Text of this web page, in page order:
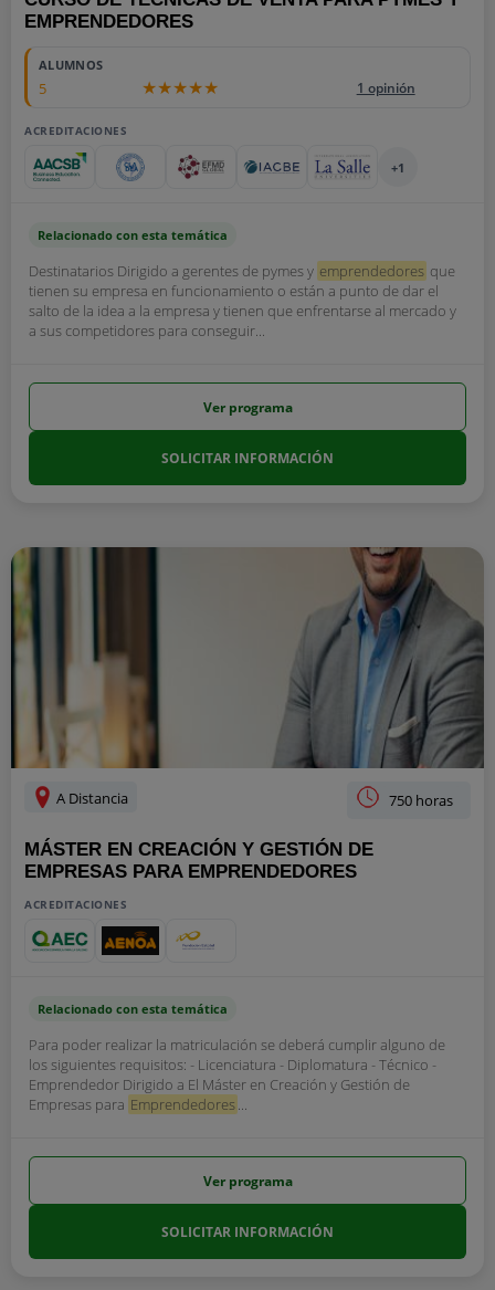
EMPRENDEDORES
ALUMNOS
5 1 opinión
ACREDITACIONES
+1
Relacionado con esta temática
Destinatarios Dirigido a gerentes de pymes y emprendedores que
tienen su empresa en funcionamiento o están a punto de dar el
salto de la idea a la empresa y tienen que enfrentarse al mercado y
a sus competidores para conseguir...
Ver programa
SOLICITAR INFORMACIÓN
A Distancia 750 horas
MÁSTER EN CREACIÓN Y GESTIÓN DE
EMPRESAS PARA EMPRENDEDORES
ACREDITACIONES
Relacionado con esta temática
Para poder realizar la matriculación se deberá cumplir alguno de
los siguientes requisitos: - Licenciatura - Diplomatura - Técnico -
Emprendedor Dirigido a El Máster en Creación y Gestión de
Empresas para Emprendedores...
Ver programa
SOLICITAR INFORMACIÓN